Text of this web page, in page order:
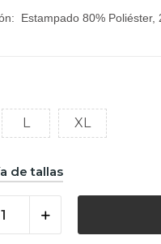
Estampado 80% Poliéster,
L XL
de tallas